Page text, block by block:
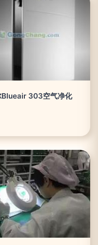
Blueair 303空气净化